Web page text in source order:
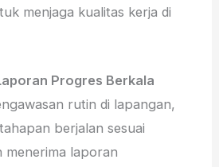
menjaga kualitas kerja di
Progres Berkala
rutin di lapangan,
berjalan sesuai
menerima laporan